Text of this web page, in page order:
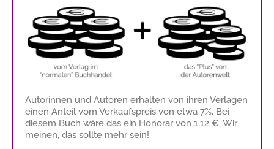
Autorinnen und Autoren erhalten von ihren Verlagen
einen Anteil vom Verkaufspreis von etwa 7%. Bei
diesem Buch wäre das ein Honorar von 1,12 €. Wir
meinen, das sollte mehr sein!